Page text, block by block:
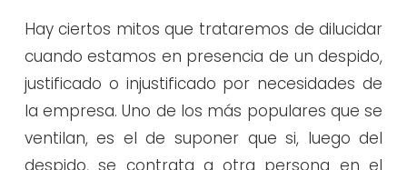
Hay ciertos mitos que trataremos de dilucidar
cuando estamos en presencia de un despido,
justificado o injustificado por necesidades de
la empresa. Uno de los más populares que se
ventilan, es el de suponer que si, luego del
despido, se contrata a otra persona en el